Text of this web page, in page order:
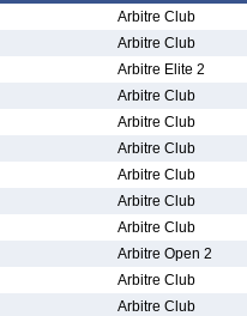
Arbitre Club
Arbitre Club
Arbitre Elite 2
Arbitre Club
Arbitre Club
Arbitre Club
Arbitre Club
Arbitre Club
Arbitre Club
Arbitre Open 2
Arbitre Club
Arbitre Club